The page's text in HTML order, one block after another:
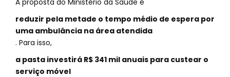
A proposta do Ministério da Saúde é
reduzir pela metade o tempo médio de espera por
uma ambulância na área atendida
. Para isso,
a pasta investirá R$ 341 mil anuais para custear o
serviço móvel